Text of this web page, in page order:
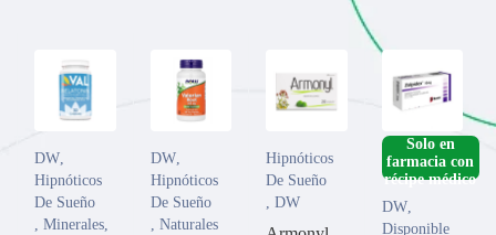
DW
Hipnóticos
De Sueño
Minerales
DW,
Hipnóticos
De Sueño
Naturales
Hipnóticos
De Sueño
DW
­Solo en
farmacia con
récipe médico­
DW,
Disponible